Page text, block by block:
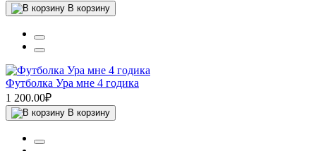
В корзину
Футболка Ура мне 4 годика
1 200.00₽
В корзину